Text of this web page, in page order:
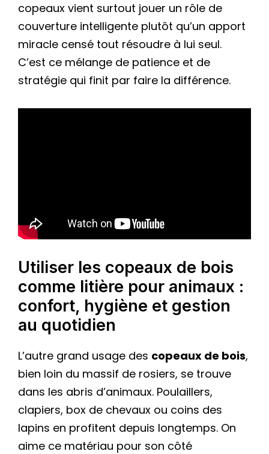
copeaux vient surtout jouer un rôle de
couverture intelligente plutôt qu’un apport
miracle censé tout résoudre à lui seul.
C’est ce mélange de patience et de
stratégie qui finit par faire la différence.
Utiliser les copeaux de bois
comme litière pour animaux :
confort, hygiène et gestion
au quotidien
L’autre grand usage des copeaux de bois,
bien loin du massif de rosiers, se trouve
dans les abris d’animaux. Poulaillers,
clapiers, box de chevaux ou coins des
lapins en profitent depuis longtemps. On
aime ce matériau pour son côté